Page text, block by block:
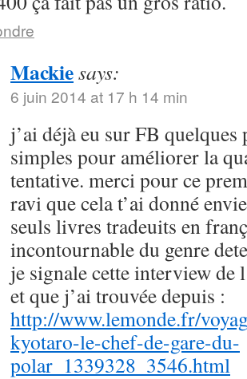
Mackiesays:
6 juin 2014 at 17 h 14 min
j’ai déjà eu sur FB quelques
simples pour améliorer la
tentative. merci pour ce
ravi que cela t’ai donné
seuls livres tradeuits en
incontournable du genre
je signale cette interview de
et que j’ai trouvée depuis :
http://www.lemonde.fr/
kyotaro-le-chef-de-gare-du-
polar_1339328_3546.html